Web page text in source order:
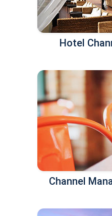
Hotel
Channel